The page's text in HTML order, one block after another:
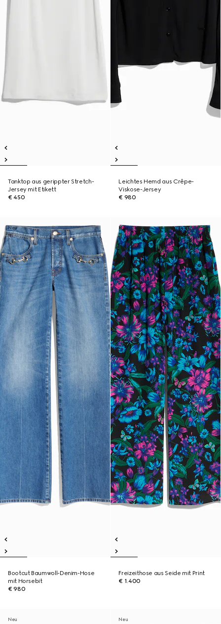
Tanktop aus gerippter Stretch-
Jersey mit Etikett
€ 450
Leichtes Hemd aus Crêpe-
Viskose-Jersey
€ 980
Neu
Bootcut Baumwoll-Denim-Hose
mit Horsebit
€ 980
Neu
Freizeithose aus Seide mit Print
€ 1.400
Neu Neu